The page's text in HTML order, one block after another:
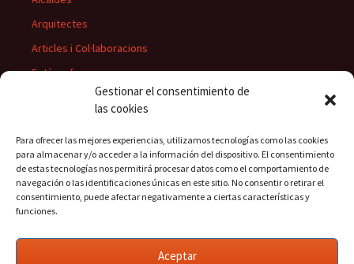
Gestionar el consentimiento de
las cookies
Para ofrecer las mejores experiencias, utilizamos tecnologías como las cookies
para almacenar y/o acceder a la información del dispositivo. El consentimiento
de estas tecnologías nos permitirá procesar datos como el comportamiento de
navegación o las identificaciones únicas en este sitio. No consentir o retirar el
consentimiento, puede afectar negativamente a ciertas características y
funciones.
Aceptar
Arquitectes
Articles i Col·laboracions
Fotògrafs
Les publicacions periòdiques
Mathausen.
Metges
Músics
Personatges
Pintors